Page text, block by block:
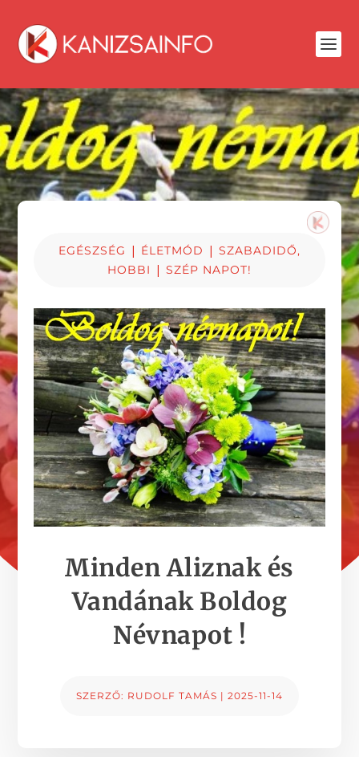
EGÉSZSÉG | ÉLETMÓD | SZABADIDŐ,
HOBBI | SZÉP NAPOT!
Minden Aliznak és
Vandának Boldog
Névnapot !
SZERZŐ: RUDOLF TAMÁS | 2025-11-14